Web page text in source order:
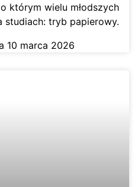
którym wielu młodszych
studiach: tryb papierowy.
10 marca 2026